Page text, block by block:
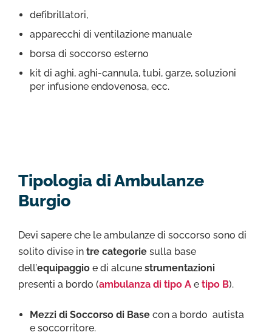
defibrillatori,
apparecchi di ventilazione manuale
borsa di soccorso esterno
kit di aghi, aghi-cannula, tubi, garze, soluzioni
per infusione endovenosa, ecc.
Tipologia di Ambulanze
Burgio
Devi sapere che le ambulanze di soccorso sono di
solito divise in tre categorie sulla base
dell’equipaggio e di alcune strumentazioni
presenti a bordo (ambulanza di tipo A e tipo B).
Mezzi di Soccorso di Basecon a bordo autista
e soccorritore.